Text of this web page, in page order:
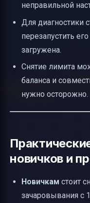
неправильной
Для диагностики
перезапустить
загружена.
Снятие лимита
баланса и
нужно осторожно.
новичков и
Новичкам стоит
зачаровывания